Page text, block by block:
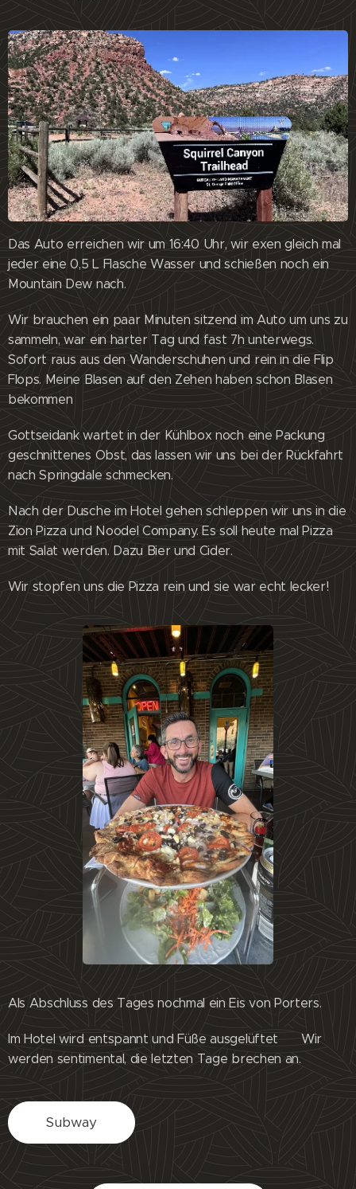
Das Auto erreichen wir um 16:40 Uhr, wir exen gleich mal
jeder eine 0,5 L Flasche Wasser und schießen noch ein
Mountain Dew nach.
Wir brauchen ein paar Minuten sitzend im Auto um uns zu
sammeln, war ein harter Tag und fast 7h unterwegs.
Sofort raus aus den Wanderschuhen und rein in die Flip
Flops. Meine Blasen auf den Zehen haben schon Blasen
bekommen 😊
Gottseidank wartet in der Kühlbox noch eine Packung
geschnittenes Obst, das lassen wir uns bei der Rückfahrt
nach Springdale schmecken.
Nach der Dusche im Hotel gehen schleppen wir uns in die
Zion Pizza und Noodel Company. Es soll heute mal Pizza
mit Salat werden. Dazu Bier und Cider.
Wir stopfen uns die Pizza rein und sie war echt lecker!
Als Abschluss des Tages nochmal ein Eis von Porters.
Im Hotel wird entspannt und Füße ausgelüftet 😊 Wir
werden sentimental, die letzten Tage brechen an.
Subway